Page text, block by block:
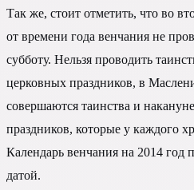
Так же, стоит отметить, что во
от времени года венчания не
субботу. Нельзя проводить
церковных праздников, в
совершаются таинства и
праздников, которые у каждого
Календарь венчания на 2014 год
датой.